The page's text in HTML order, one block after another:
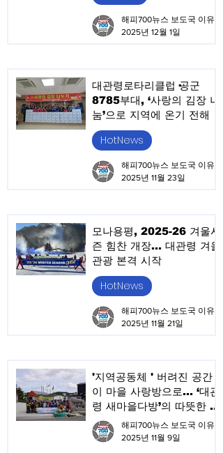
2025년 12월 1일
대관령로타리클럽·공군
8785부대, ‘사랑의 김장 나
눔’으로 지역에 온기 전해
HotNews
2025년 11월 23일
모나용평, 2025-26 겨울시
즌 힘찬 개장… 대관령 겨울
관광 본격 시작
HotNews
2025년 11월 21일
'지역공동체 ' 버려진 공간
이 마을 사랑방으로… ‘대관
령 새마을다방’의 따뜻한 변
화
2025년 11월 9일